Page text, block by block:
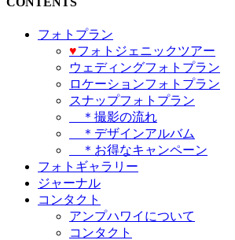
フォトプラン
♥️フォトジェニックツアー
ウェディングフォトプラン
ロケーションフォトプラン
スナップフォトプラン
＊撮影の流れ
＊デザインアルバム
＊お得なキャンペーン
フォトギャラリー
ジャーナル
コンタクト
アンプハワイについて
コンタクト